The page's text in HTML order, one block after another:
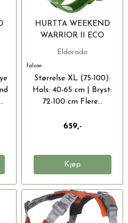
HURTTA WEEKEND
WARRIOR II ECO
HUNDESELE
Eldorado
falcon
Størrelse XL (75-100):
Hals: 40-65 cm | Bryst:
72-100 cm Flere...
659,-
Kjøp